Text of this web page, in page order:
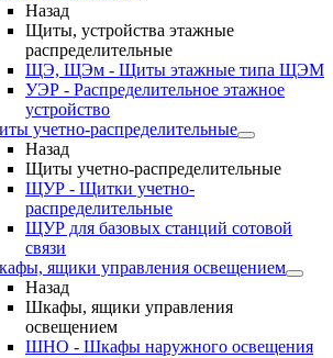
Назад
Щиты, устройства этажные
распределительные
ЩЭ, ЩЭм - Щиты этажные типа ЩЭМ
УЭР - Распределительное этажное
устройство
учетно-распределительные
Назад
Щиты учетно-распределительные
ЩУР - Щитки учетно-
распределительные
ЩУР для базовых станций сотовой
связи
ящики управления освещением
Назад
Шкафы, ящики управления
освещением
ШНО - Шкафы наружного освещения